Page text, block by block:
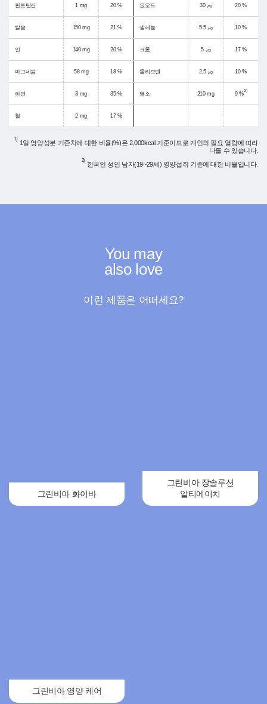
판토텐산 1 mg 20 %
칼슘 150 mg 21 %
인 140 mg 20 %
마그네슘 58 mg 18 %
아연 3 mg 35 %
철 2 mg 17 %
요오드 30 ㎍ 20 %
셀레늄 5.5 ㎍ 10 %
크롬 5 ㎍ 17 %
몰리브덴 2.5 ㎍ 10 %
염소 210 mg 9 %
2)
1)
1일 영양성분 기준치에 대한 비율(%)은 2,000kcal 기준이므로 개인의 필요 열량에 따라
다를 수 있습니다.
2)
한국인 성인 남자(19~29세) 영양섭취 기준에 대한 비율입니다.
You may
also love
이런 제품은 어떠세요?
그린비아 화이바
그린비아 장솔루션
알티에이치
그린비아 영양 케어